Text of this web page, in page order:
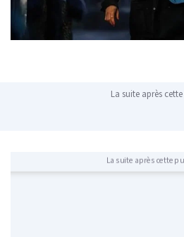
La suite après
La suite après cette